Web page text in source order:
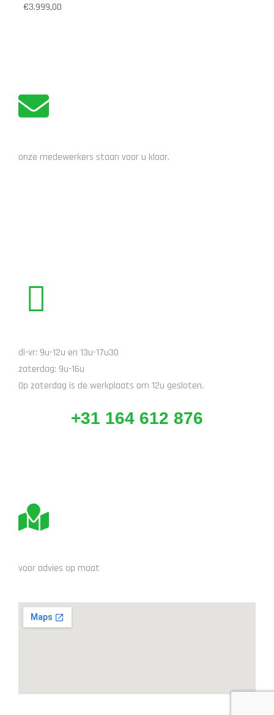
€3.999,00
onze medewerkers staan voor u klaar.
di-vr: 9u-12u en 13u-17u30
zaterdag: 9u-16u
Op zaterdag is de werkplaats om 12u gesloten.
+31 164 612 876
voor advies op maat